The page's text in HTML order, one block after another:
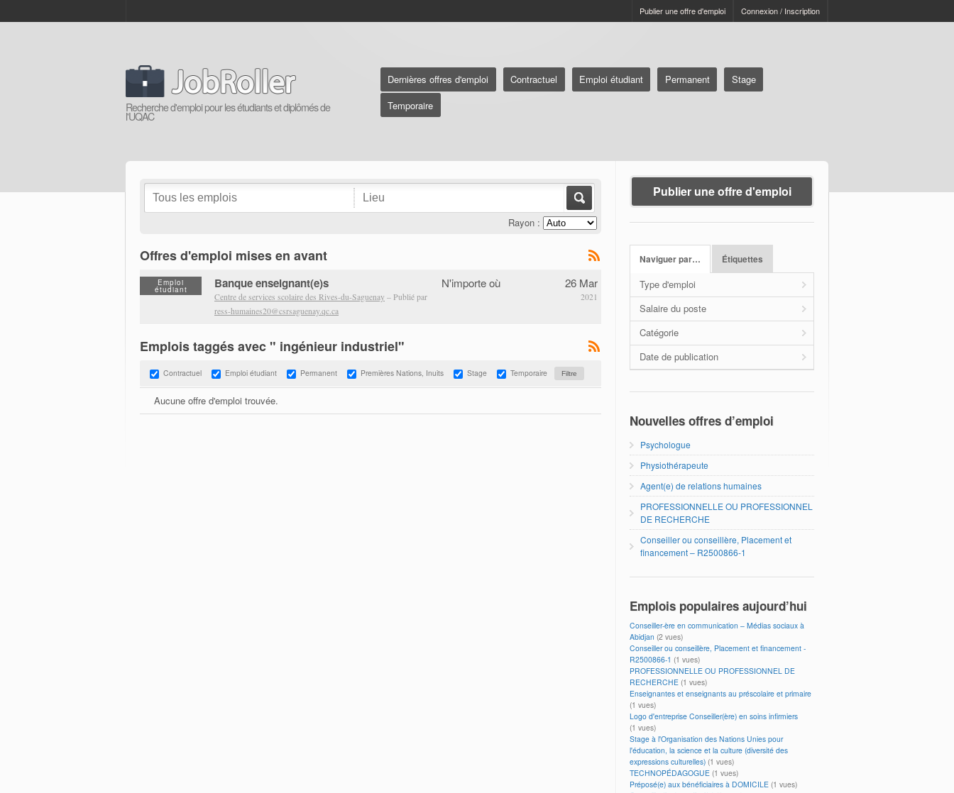
Connexion / Inscription
Publier une offre d'emploi
Recherche d'emploi pour les étudiants et diplômés de
l'UQAC
Dernières offres d'emploi Contractuel Emploi étudiant Permanent
Stage
Temporaire
Rayon :
Offres d'emploi mises en avant
Emploi
étudiant Banque enseignant(e)s
Centre de services scolaire des Rives-du-Saguenay – Publié par
ress-humaines20@csrsaguenay.qc.ca
N'importe où 26 Mar
2021
Emplois taggés avec " ingénieur industriel"
Contractuel Emploi étudiant Permanent Premières Nations, Inuits Stage Temporaire
Aucune offre d'emploi trouvée.
Publier une offre d'emploi
Naviguer par… Étiquettes
Type d'emploi
Salaire du poste
Catégorie
Date de publication
Nouvelles offres d’emploi
Psychologue
Physiothérapeute
Agent(e) de relations humaines
PROFESSIONNELLE OU PROFESSIONNEL
DE RECHERCHE
Conseiller ou conseillère, Placement et
financement – R2500866-1
Emplois populaires aujourd’hui
Conseiller-ère en communication – Médias sociaux à
Abidjan (2 vues)
Conseiller ou conseillère, Placement et financement -
R2500866-1 (1 vues)
PROFESSIONNELLE OU PROFESSIONNEL DE
RECHERCHE (1 vues)
Enseignantes et enseignants au préscolaire et primaire
(1 vues)
Logo d'entreprise Conseiller(ère) en soins infirmiers
(1 vues)
Stage à l'Organisation des Nations Unies pour
l'éducation, la science et la culture (diversité des
expressions culturelles) (1 vues)
TECHNOPÉDAGOGUE (1 vues)
Préposé(e) aux bénéficiaires à DOMICILE (1 vues)